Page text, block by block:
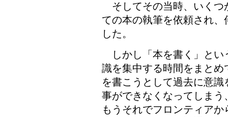
そしてその当時、いくつ
ての本の執筆を依頼され
した。
しかし「本を書く」とい
識を集中する時間をまと
を書こうとして過去に意
事ができなくなってしま
もうそれでフロンティア